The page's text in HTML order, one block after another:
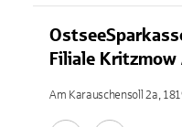
Filiale Kritzmow
Am Karauschensoll 2a,